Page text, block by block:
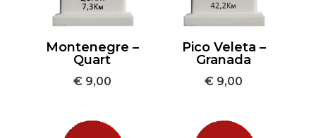
Montenegre –
Quart
€ 9,00
Pico Veleta –
Granada
€ 9,00